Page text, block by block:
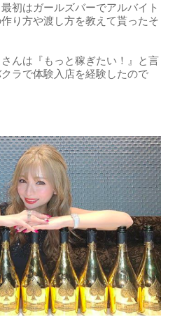
初はガールズバーでアルバイト
り方や渡し方を教えて貰ったそ
んは『もっと稼ぎたい！』と言
ラで体験入店を経験したので